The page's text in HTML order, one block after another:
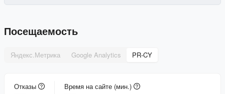
Посещаемость
Яндекс.Метрика Google Analytics PR-CY
Отказы
Время на сайте (мин.)